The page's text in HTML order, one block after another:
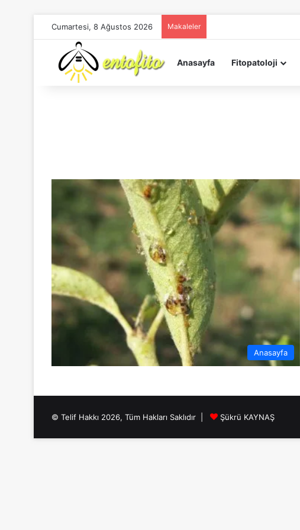
Cumartesi, 8 Ağustos 2026 Makaleler
Anasayfa Fitopatoloji
Anasayfa
© Telif Hakkı 2026, Tüm Hakları Saklıdır | Şükrü KAYNAŞ